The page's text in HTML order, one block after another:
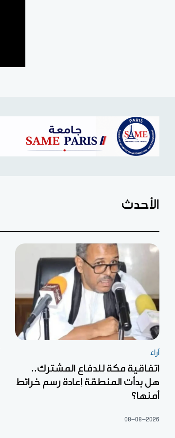
الأحدث
آراء
اتفاقية مكة للدفاع المشترك..
هل بدأت المنطقة إعادة رسم خرائط
أمنها؟
08-08-2026